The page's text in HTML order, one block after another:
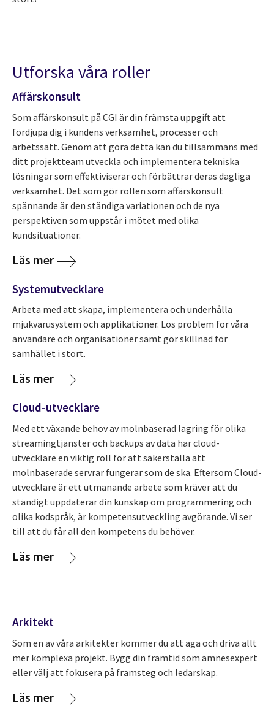
Utforska våra roller
Affärskonsult
Som affärskonsult på CGI är din främsta uppgift att
fördjupa dig i kundens verksamhet, processer och
arbetssätt. Genom att göra detta kan du tillsammans med
ditt projektteam utveckla och implementera tekniska
lösningar som effektiviserar och förbättrar deras dagliga
verksamhet. Det som gör rollen som affärskonsult
spännande är den ständiga variationen och de nya
perspektiven som uppstår i mötet med olika
kundsituationer.
Läs mer
Systemutvecklare
Arbeta med att skapa, implementera och underhålla
mjukvarusystem och applikationer. Lös problem för våra
användare och organisationer samt gör skillnad för
samhället i stort.
Läs mer
Cloud-utvecklare
Med ett växande behov av molnbaserad lagring för olika
streamingtjänster och backups av data har cloud-
utvecklare en viktig roll för att säkerställa att
molnbaserade servrar fungerar som de ska. Eftersom Cloud-
utvecklare är ett utmanande arbete som kräver att du
ständigt uppdaterar din kunskap om programmering och
olika kodspråk, är kompetensutveckling avgörande. Vi ser
till att du får all den kompetens du behöver.
Läs mer
Arkitekt
Som en av våra arkitekter kommer du att äga och driva allt
mer komplexa projekt. Bygg din framtid som ämnesexpert
eller välj att fokusera på framsteg och ledarskap.
Läs mer